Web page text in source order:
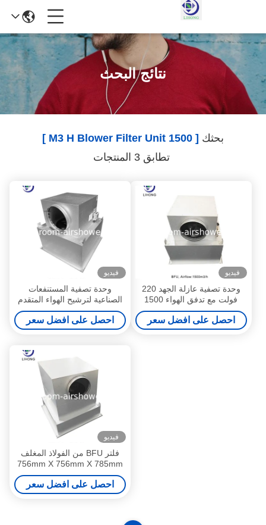
نتائج البحث
بحثك [ 1500 M3 H Blower Filter Unit ]
تطابق 3 المنتجات
فيديو
وحدة تصفية عازلة الجهد 220
فولت مع تدفق الهواء 1500
M3/h ومستوى الضوضاء ≤60
DB
احصل على افضل سعر
فيديو
وحدة تصفية المستنفعات
الصناعية لترشيح الهواء المتقدم
في المصانع
احصل على افضل سعر
فيديو
فلتر BFU من الفولاذ المغلف
756mm X 756mm X 785mm
لبيئة عمل نظيفة وآمنة
احصل على افضل سعر